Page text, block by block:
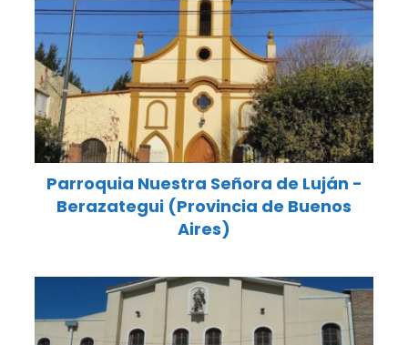
Parroquia Nuestra Señora de Luján -
Berazategui (Provincia de Buenos
Aires)